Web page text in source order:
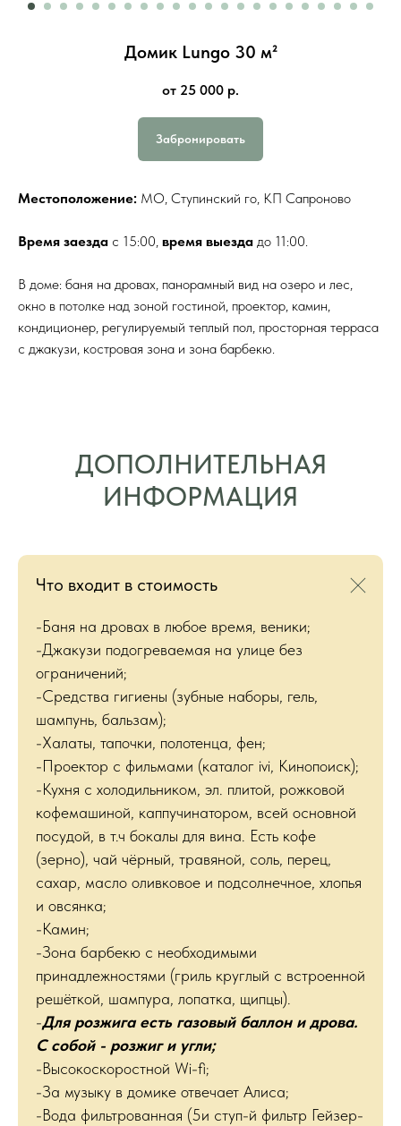
Домик Lungo 30 м²
от 25 000 р.
Забронировать
Местоположение: МО, Ступинский го, КП Сапроново
Время заезда с 15:00, время выезда до 11:00.
В доме: баня на дровах, панорамный вид на озеро и лес,
окно в потолке над зоной гостиной, проектор, камин,
кондиционер, регулируемый теплый пол, просторная терраса
с джакузи, костровая зона и зона барбекю.
ДОПОЛНИТЕЛЬНАЯ
ИНФОРМАЦИЯ
Что входит в стоимость
-Баня на дровах в любое время, веники;
-Джакузи подогреваемая на улице без
ограничений;
-Средства гигиены (зубные наборы, гель,
шампунь, бальзам);
-Халаты, тапочки, полотенца, фен;
-Проектор с фильмами (каталог ivi, Кинопоиск);
-Кухня с холодильником, эл. плитой, рожковой
кофемашиной, каппучинатором, всей основной
посудой, в т.ч бокалы для вина. Есть кофе
(зерно), чай чёрный, травяной, соль, перец,
сахар, масло оливковое и подсолнечное, хлопья
и овсянка;
-Камин;
-Зона барбекю с необходимыми
принадлежностями (гриль круглый с встроенной
решёткой, шампура, лопатка, щипцы).
-Для розжига есть газовый баллон и дрова.
С собой - розжиг и угли;
-Высокоскоростной Wi-fi;
-За музыку в домике отвечает Алиса;
-Вода фильтрованная (5и ступ-й фильтр Гейзер-